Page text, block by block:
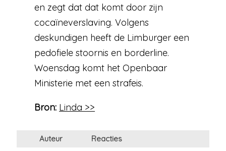
en zegt dat dat komt door zijn
cocaïneverslaving. Volgens
deskundigen heeft de Limburger een
pedofiele stoornis en borderline.
Woensdag komt het Openbaar
Ministerie met een strafeis.
Bron: Linda >>
Auteur Reacties